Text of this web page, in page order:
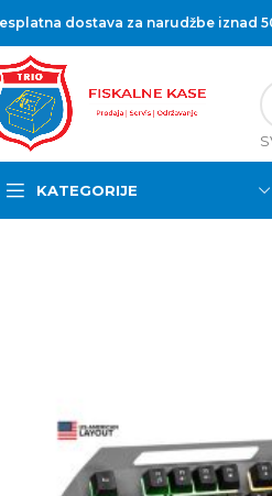
dostava za narudžbe iznad
KATEGORIJE